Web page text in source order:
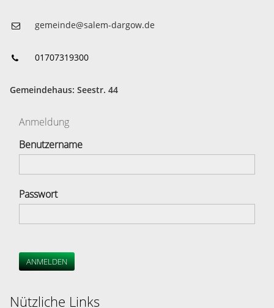
gemeinde@salem-dargow.de
01707319300
Gemeindehaus: Seestr. 44
Anmeldung
Benutzername
Passwort
ANMELDEN
Nützliche Links